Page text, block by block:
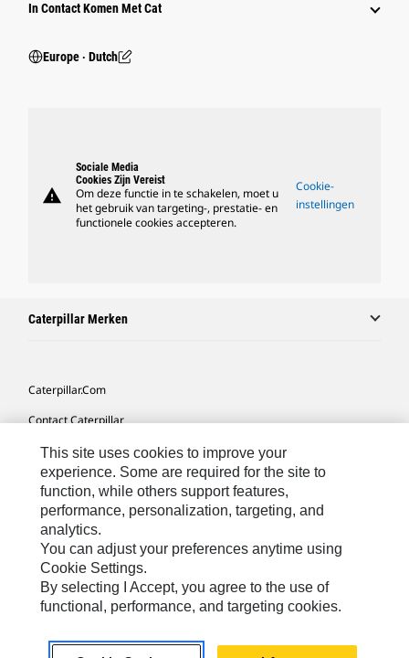
In Contact Komen Met Cat
Europe ‧ Dutch
warning
Sociale Media
Cookies Zijn Vereist
Om deze functie in te schakelen, moet u
het gebruik van targeting-, prestatie- en
functionele cookies accepteren.
Cookie-
instellingen
Caterpillar Merken
Caterpillar.com
Contact Caterpillar
Mijn Marketingvoorkeuren
Site Map
Cookie Settings
Legal
Privacy
Europe-Dutch© 2026 Caterpillar. Alle rechten voorbehouden.
This site uses cookies to improve your
experience. Some are required for the site to
function, while others support features,
performance, personalization, targeting, and
analytics.
You can adjust your preferences anytime using
Cookie Settings.
By selecting I Accept, you agree to the use of
functional, performance, and targeting cookies.